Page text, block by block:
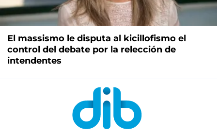
El massismo le disputa al kicillofismo el
control del debate por la relección de
intendentes